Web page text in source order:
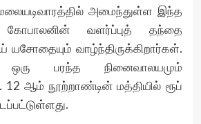
அமைந்துள்ள இந்த
கோபாலனின் வளர்ப்புத் தந்தை
யசோதையும் வாழ்ந்திருக்கிறார்கள்.
ஒரு பரந்த நினைவாலயமும்
12 ஆம் நூற்றாண்டின் மத்தியில் ரூப்